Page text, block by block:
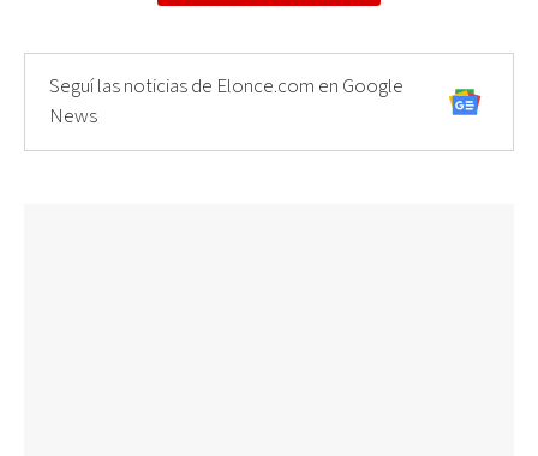
Seguí las noticias de Elonce.com en Google
News